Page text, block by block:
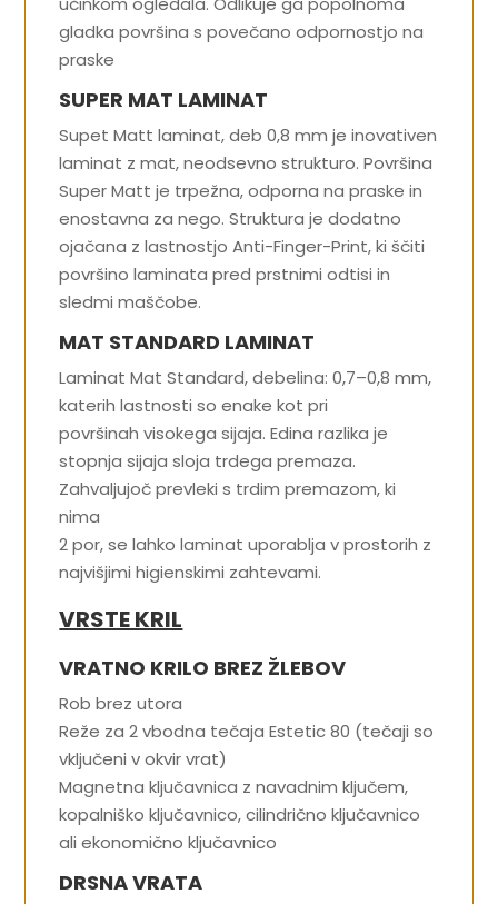
gladka površina s povečano odpornostjo na
praske
SUPER MAT LAMINAT
Supet Matt laminat, deb 0,8 mm je inovativen
laminat z mat, neodsevno strukturo. Površina
Super Matt je trpežna, odporna na praske in
enostavna za nego. Struktura je dodatno
ojačana z lastnostjo Anti-Finger-Print, ki ščiti
površino laminata pred prstnimi odtisi in
sledmi maščobe.
MAT STANDARD LAMINAT
Laminat Mat Standard, debelina: 0,7–0,8 mm,
katerih lastnosti so enake kot pri
površinah visokega sijaja. Edina razlika je
stopnja sijaja sloja trdega premaza.
Zahvaljujoč prevleki s trdim premazom, ki
nima
2 por, se lahko laminat uporablja v prostorih z
najvišjimi higienskimi zahtevami.
VRSTE KRIL
VRATNO KRILO BREZ ŽLEBOV
Rob brez utora
Reže za 2 vbodna tečaja Estetic 80 (tečaji so
vključeni v okvir vrat)
Magnetna ključavnica z navadnim ključem,
kopalniško ključavnico, cilindrično ključavnico
ali ekonomično ključavnico
DRSNA VRATA